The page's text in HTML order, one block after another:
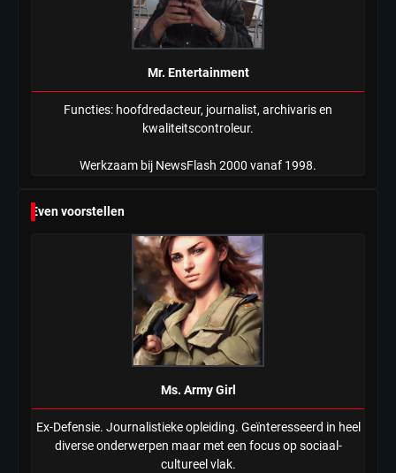
Mr. Entertainment
Functies: hoofdredacteur, journalist, archivaris en
kwaliteitscontroleur.
Werkzaam bij NewsFlash 2000 vanaf 1998.
Even voorstellen
Ms. Army Girl
Ex-Defensie. Journalistieke opleiding. Geïnteresseerd in heel
diverse onderwerpen maar met een focus op sociaal-
cultureel vlak.